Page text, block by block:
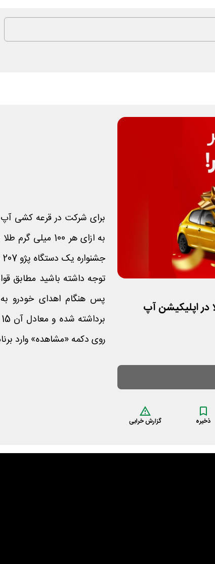
ذخیره گزارش خرابی
برای شرکت در قرعه کشی
به ازای هر 100
جشنواره یک دستگاه پژو 207 با روکش طلا است.
توجه داشته باشید مطابق
پس هنگام اهدای خودرو
روی دکمه «مشاهده» وارد